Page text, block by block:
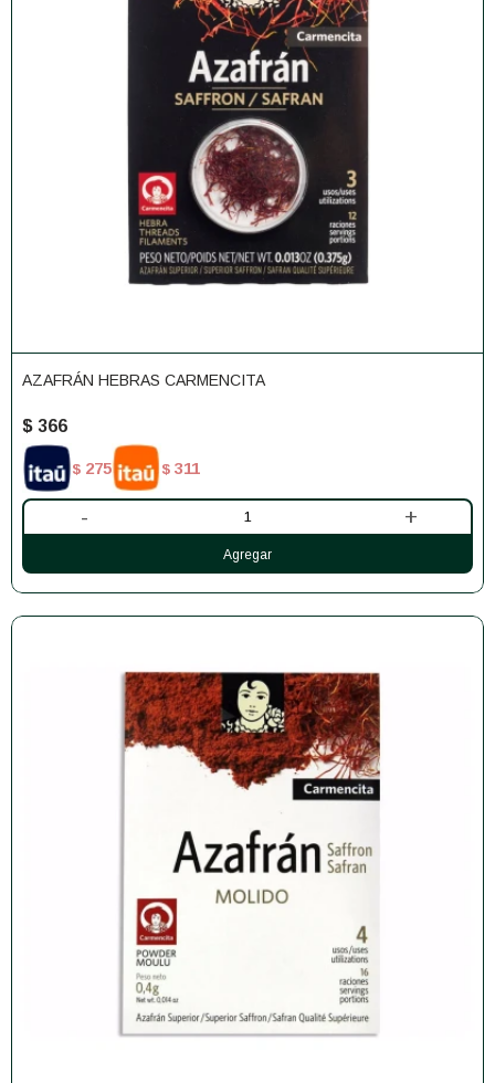
AZAFRÁN HEBRAS CARMENCITA
$ 366
$ 275 $ 311
- +